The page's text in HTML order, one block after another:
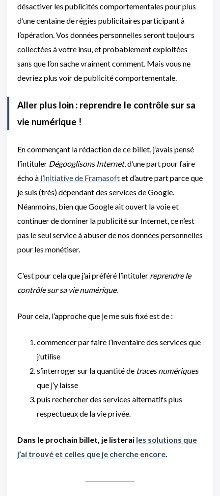
désactiver les publicités comportementales pour plus
d’une centaine de régies publicitaires participant à
l’opération. Vos données personnelles seront toujours
collectées à votre insu, et probablement exploitées
sans que l’on sache vraiment comment. Mais vous ne
devriez plus voir de publicité comportementale.
Aller plus loin : reprendre le contrôle sur sa
vie numérique !
En commençant la rédaction de ce billet, j’avais pensé
l’intituler Dégooglisons Internet, d’une part pour faire
écho à l’initiative de Framasoftet d’autre part parce que
je suis (très) dépendant des services de Google.
Néanmoins, bien que Google ait ouvert la voie et
continuer de dominer la publicité sur Internet, ce n’est
pas le seul service à abuser de nos données personnelles
pour les monétiser.
C’est pour cela que j’ai préféré l’intituler reprendre le
contrôle sur sa vie numérique.
Pour cela, l’approche que je me suis fixé est de :
commencer par faire l’inventaire des services que
j’utilise
s’interroger sur la quantité de traces numériques
que j’y laisse
puis rechercher des services alternatifs plus
respectueux de la vie privée.
Dans le prochain billet, je listerai les solutions que
j’ai trouvé et celles que je cherche encore